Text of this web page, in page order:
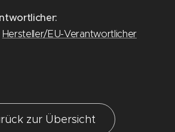
Hersteller/EU-Verantwortlicher
zur Übersicht